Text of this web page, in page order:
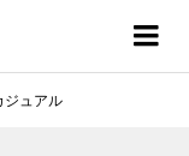
ジュアル